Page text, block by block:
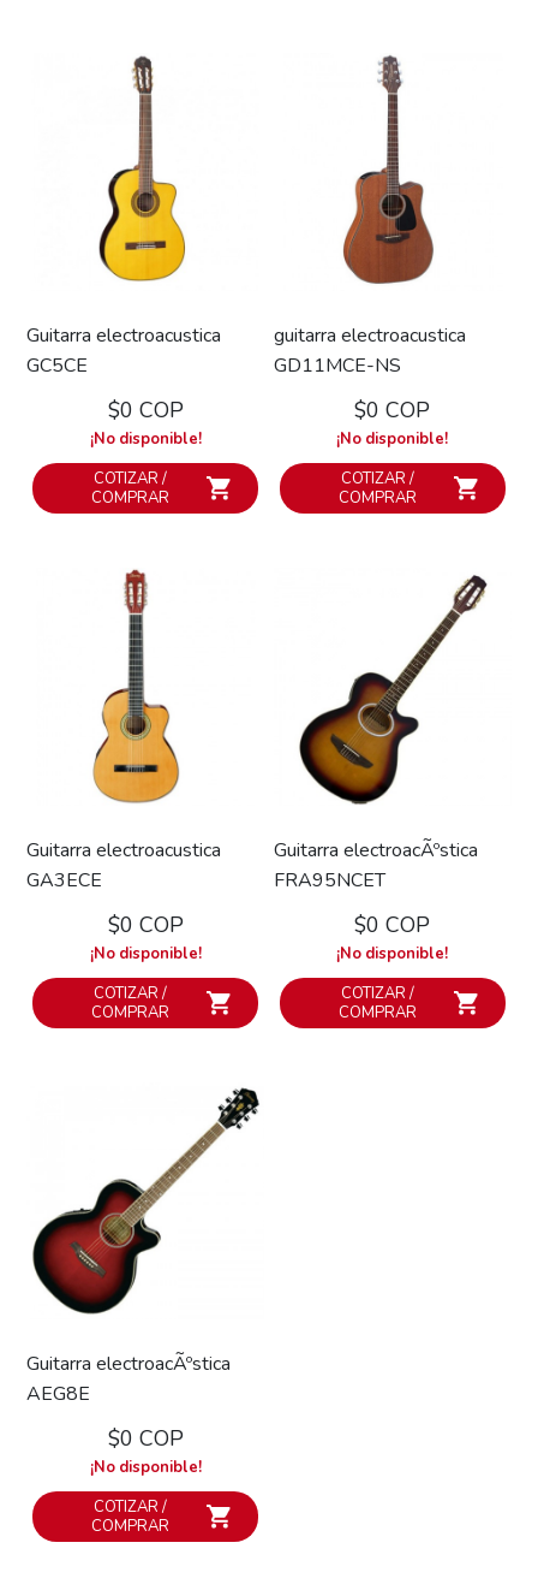
Guitarra electroacustica
GC5CE
$0 COP
¡No disponible!
COTIZAR /
COMPRAR
guitarra electroacustica
GD11MCE-NS
$0 COP
¡No disponible!
COTIZAR /
COMPRAR
Guitarra electroacustica
GA3ECE
$0 COP
¡No disponible!
COTIZAR /
COMPRAR
Guitarra electroacÃºstica
FRA95NCET
$0 COP
¡No disponible!
COTIZAR /
COMPRAR
Guitarra electroacÃºstica
AEG8E
$0 COP
¡No disponible!
COTIZAR /
COMPRAR